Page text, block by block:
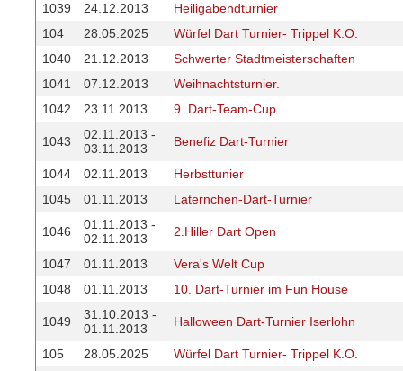
1039
24.12.2013
Heiligabendturnier
104
28.05.2025
Würfel Dart Turnier- Trippel K.O.
1040
21.12.2013
Schwerter Stadtmeisterschaften
1041
07.12.2013
Weihnachtsturnier.
1042
23.11.2013 9. Dart-Team-Cup
1043
02.11.2013 -
03.11.2013
Benefiz Dart-Turnier
1044 02.11.2013
Herbsttunier
1045
01.11.2013 Laternchen-Dart-Turnier
1046
01.11.2013 -
02.11.2013
2.Hiller Dart Open
1047 01.11.2013
Vera's Welt Cup
1048
01.11.2013 10. Dart-Turnier im Fun House
1049
31.10.2013 -
01.11.2013
Halloween Dart-Turnier Iserlohn
105 28.05.2025
Würfel Dart Turnier- Trippel K.O.